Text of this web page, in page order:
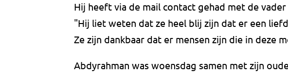
Hij heeft via de mail contact gehad met de
"Hij liet weten dat ze heel blij zijn dat er een
Ze zijn dankbaar dat er mensen zijn die in deze
Abdyrahman was woensdag samen met zijn